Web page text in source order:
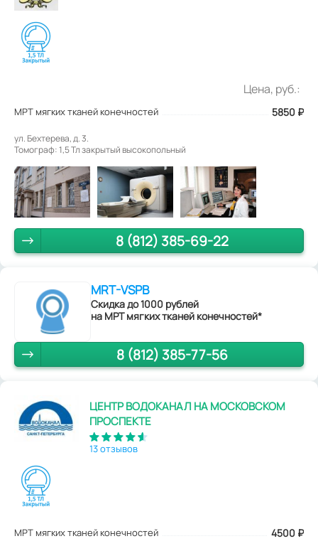
Цена, руб.:
МРТ мягких тканей конечностей 5850 ₽
ул. Бехтерева, д. 3.
Томограф: 1,5 Тл закрытый высокопольный
8 (812) 385-69-22
MRT-VSPB
Скидка до 1000 рублей
на МРТ мягких тканей конечностей*
8 (812) 385-77-56
ЦЕНТР ВОДОКАНАЛ НА МОСКОВСКОМ
ПРОСПЕКТЕ
13 отзывов
МРТ мягких тканей конечностей 4500 ₽